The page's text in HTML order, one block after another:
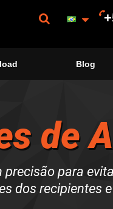
Blog
de
precisão para
dos recipientes